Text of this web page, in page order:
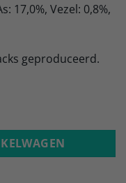
17,0%, Vezel: 0,8%,
geproduceerd.